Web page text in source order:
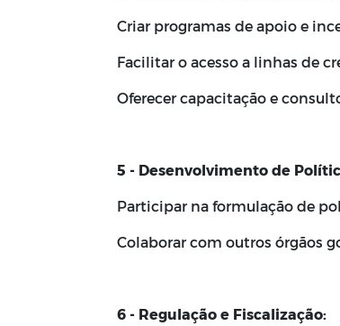
Criar programas de apoio e
Facilitar o acesso a linhas de
Oferecer capacitação e
5 - Desenvolvimento de
Participar na formulação de
Colaborar com outros órgãos
6 - Regulação e Fiscalização: